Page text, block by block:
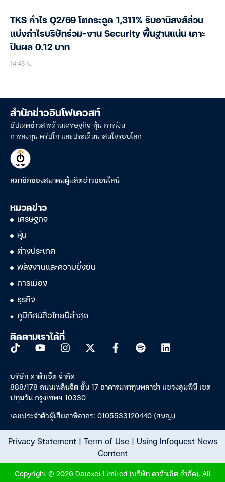
TKS กำไร Q2/69 โตกระฉูด 1,311% รับอานิสงส์ส่วน
แบ่งกำไรบริษัทร่วม-งาน Security พื้้นฐานแน่น เคาะ
ปันผล 0.12 บาท
14:43 น.
สำนักข่าวอินโฟเควสท์
อัปเดตข่าวสารด้านเศรษฐกิจ หุ้น การเงิน
การลงทุน คริปโท และประเด็นน่าสนใจรอบโลก
สมาชิกของสมาคมผู้ผลิตข่าวออนไลน์
หมวดข่าว
เศรษฐกิจ
หุ้น
ต่างประเทศ
พลังงานและความยั่งยืน
การเมือง
ธุรกิจ
ภูมิทัศน์สื่อไทยปีล่าสุด
ติดตามเราได้ที่
บริษัท ดาต้าเซ็ต จำกัด
888/178 ถนนเพลินจิต ชั้น 17 อาคารมหาทุนพลาซ่า แขวงลุมพินี เขต
ปทุมวัน กรุงเทพฯ 10330
เลขประจำตัวผู้เสียภาษีอากร: 0105533120440 (สนญ.)
Privacy Statement| Term of Use| Using Infoquest News
Content
Copyright © 2026 Dataxet Limited (บริษัท ดาต้าเซ็ต จำกัด). All